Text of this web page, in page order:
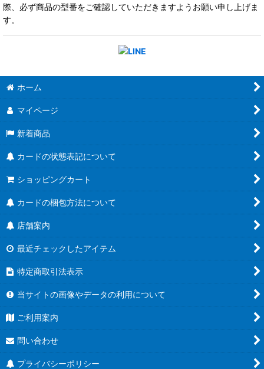
際、必ず商品の型番をご確認していただきますようお願い申し上げま
す。
ホーム
マイページ
新着商品
カードの状態表記について
ショッピングカート
カードの梱包方法について
店舗案内
最近チェックしたアイテム
特定商取引法表示
当サイトの画像やデータの利用について
ご利用案内
問い合わせ
プライバシーポリシー